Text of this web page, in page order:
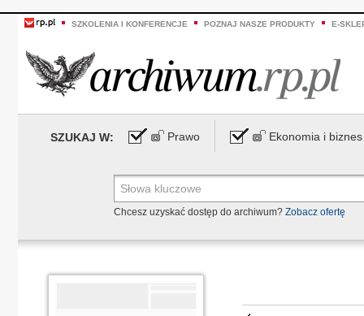
SZKOLENIA I KONFERENCJE POZNAJ NASZE PRODUKTY E-
SZUKAJ W: Prawo Ekonomia i biznes
Chcesz uzyskać dostęp do archiwum? Zobacz ofertę